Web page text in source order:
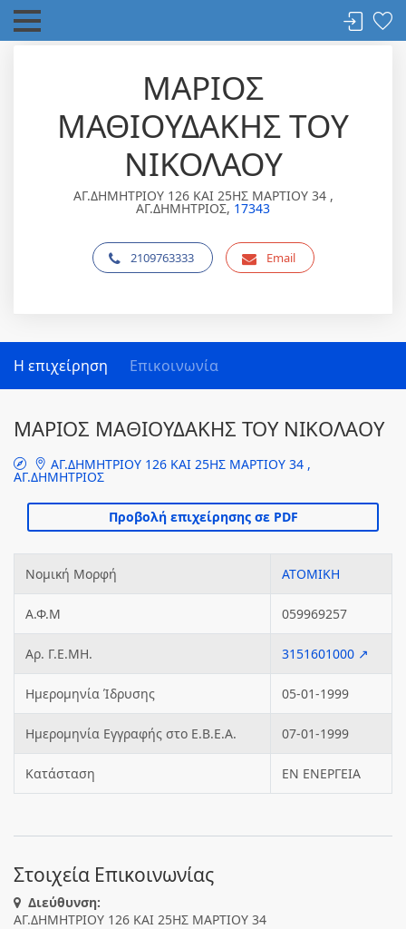
ΜΑΡΙΟΣ
ΜΑΘΙΟΥΔΑΚΗΣ ΤΟΥ
ΝΙΚΟΛΑΟΥ
ΑΓ.ΔΗΜΗΤΡΙΟΥ 126 ΚΑΙ 25ΗΣ ΜΑΡΤΙΟΥ 34 ,
ΑΓ.ΔΗΜΗΤΡΙΟΣ, 17343
2109763333 Email
Η επιχείρηση Επικοινωνία
ΜΑΡΙΟΣ ΜΑΘΙΟΥΔΑΚΗΣ ΤΟΥ ΝΙΚΟΛΑΟΥ
ΑΓ.ΔΗΜΗΤΡΙΟΥ 126 ΚΑΙ 25ΗΣ ΜΑΡΤΙΟΥ 34 ,
ΑΓ.ΔΗΜΗΤΡΙΟΣ
Νομική Μορφή ΑΤΟΜΙΚΗ
Α.Φ.Μ 059969257
Αρ. Γ.Ε.ΜΗ. 3151601000 ↗
Ημερομηνία Ίδρυσης 05-01-1999
Ημερομηνία Εγγραφής στο Ε.Β.Ε.Α. 07-01-1999
Κατάσταση ΕΝ ΕΝΕΡΓΕΙΑ
Στοιχεία Επικοινωνίας
Διεύθυνση:
ΑΓ.ΔΗΜΗΤΡΙΟΥ 126 ΚΑΙ 25ΗΣ ΜΑΡΤΙΟΥ 34